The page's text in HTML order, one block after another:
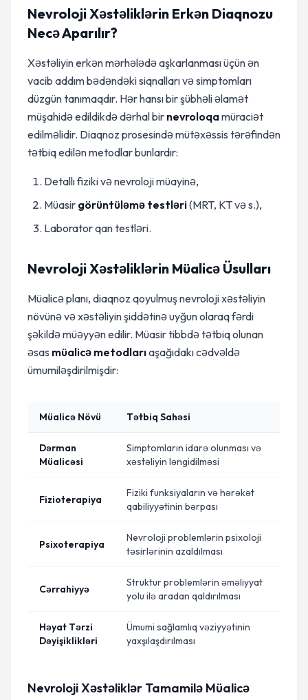
Nevroloji Xəstəliklərin Erkən Diaqnozu
Necə Aparılır?
Xəstəliyin erkən mərhələdə aşkarlanması üçün ən
vacib addım bədəndəki siqnalları və simptomları
düzgün tanımaqdır. Hər hansı bir şübhəli əlamət
müşahidə edildikdə dərhal bir nevroloqamüraciət
edilməlidir. Diaqnoz prosesində mütəxəssis tərəfindən
tətbiq edilən metodlar bunlardır:
Detallı fiziki və nevroloji müayinə,
Müasir görüntüləmə testləri(MRT, KT və s.),
Laborator qan testləri.
Nevroloji Xəstəliklərin Müalicə Üsulları
Müalicə planı, diaqnoz qoyulmuş nevroloji xəstəliyin
növünə və xəstəliyin şiddətinə uyğun olaraq fərdi
şəkildə müəyyən edilir. Müasir tibbdə tətbiq olunan
əsas müalicə metodlarıaşağıdakı cədvəldə
ümumiləşdirilmişdir:
Müalicə Növü Tətbiq Sahəsi
Dərman
Müalicəsi
Simptomların idarə olunması və
xəstəliyin ləngidilməsi
Fizioterapiya
Fiziki funksiyaların və hərəkət
qabiliyyətinin bərpası
Psixoterapiya
Nevroloji problemlərin psixoloji
təsirlərinin azaldılması
Cərrahiyyə
Struktur problemlərin əməliyyat
yolu ilə aradan qaldırılması
Həyat Tərzi
Dəyişiklikləri
Ümumi sağlamlıq vəziyyətinin
yaxşılaşdırılması
Nevroloji Xəstəliklər Tamamilə Müalicə